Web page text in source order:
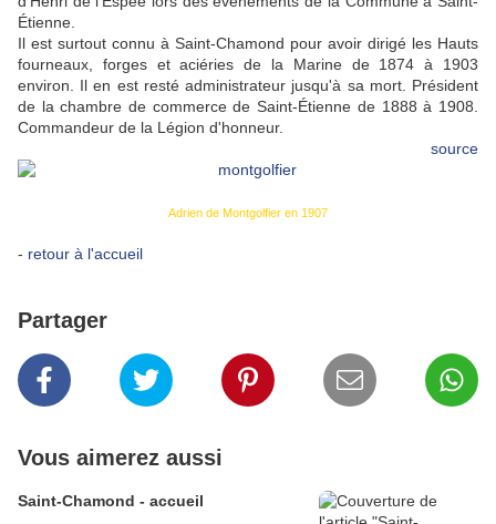
Étienne.
Il est surtout connu à Saint-Chamond pour avoir dirigé les Hauts
fourneaux, forges et aciéries de la Marine de 1874 à 1903
environ. Il en est resté administrateur jusqu'à sa mort. Président
de la chambre de commerce de Saint-Étienne de 1888 à 1908.
Commandeur de la Légion d'honneur.
source
Adrien de Montgolfier en 1907
- retour à l'accueil
Partager
Vous aimerez aussi
Saint-Chamond - accueil